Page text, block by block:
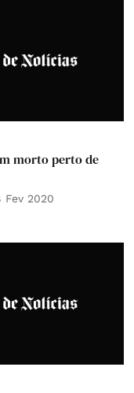
morto perto de
Fev 2020